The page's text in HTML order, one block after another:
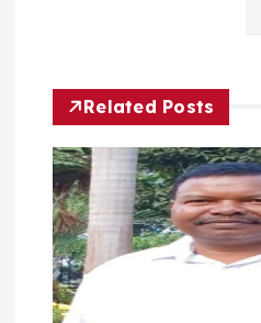
v
g
a
t
Related Posts